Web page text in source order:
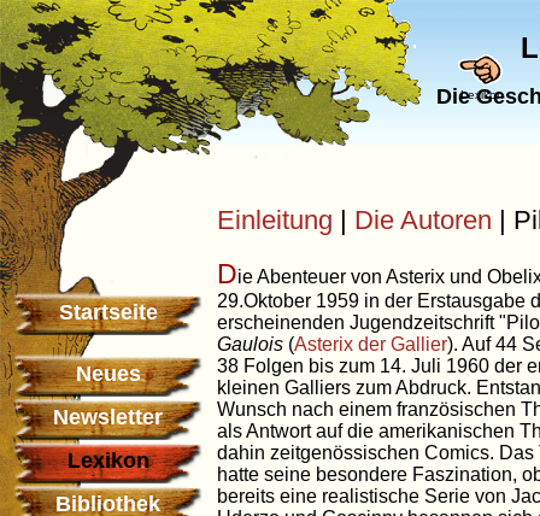
Lexikon
Die
Startseite
Neues
Newsletter
Lexikon
Bibliothek
Einleitung | Die Autoren |
Die Abenteuer von Asterix und
29.Oktober 1959 in der Erstausgabe
erscheinenden Jugendzeitschrift
Gaulois (Asterix der Gallier). Auf 44
38 Folgen bis zum 14. Juli 1960 der
kleinen Galliers zum Abdruck.
Wunsch nach einem französischen
als Antwort auf die amerikanischen
dahin zeitgenössischen Comics.
hatte seine besondere Faszination,
bereits eine realistische Serie von